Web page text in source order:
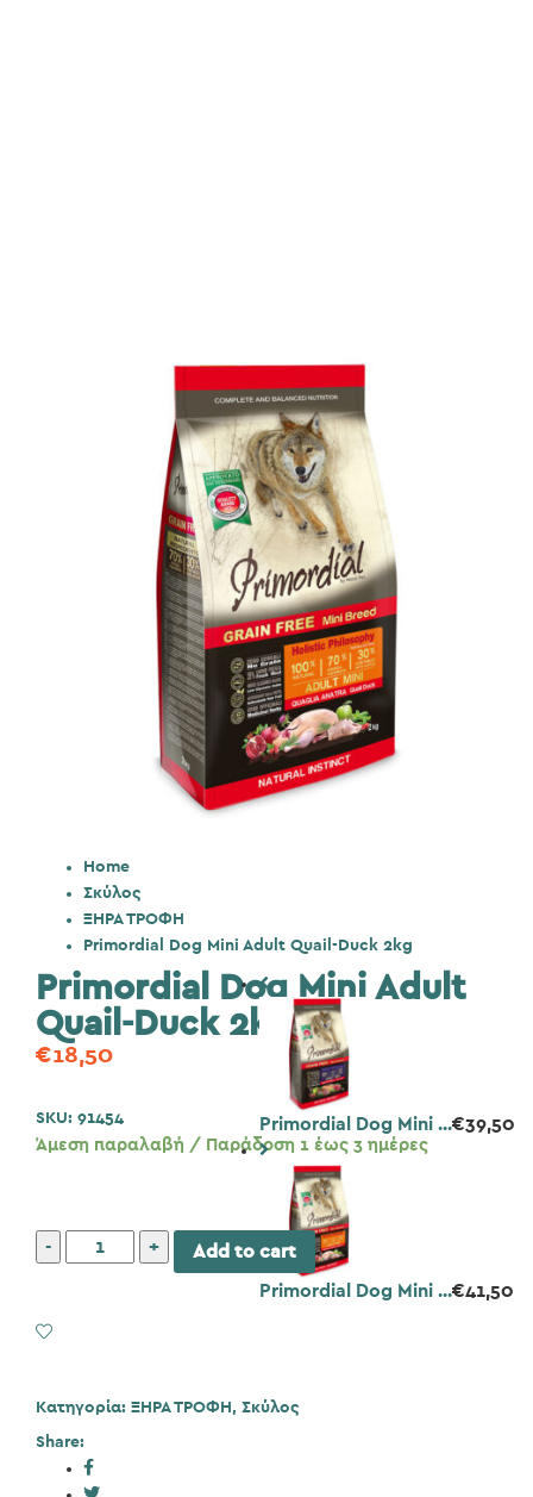
Home
Σκύλος
ΞΗΡΑ ΤΡΟΦΗ
Primordial Dog Mini Adult Quail-Duck 2kg
Primordial Dog Mini ...€39,50
Primordial Dog Mini ...€41,50
Primordial Dog Mini Adult
Quail-Duck 2kg
€18,50
SKU: 91454
Άμεση παραλαβή / Παράδοση 1 έως 3 ημέρες
Primordial
Dog
Adult
2kg
Add to cart
Κατηγορία: ΞΗΡΑ ΤΡΟΦΗ , Σκύλος
Share: